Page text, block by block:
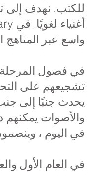
للكتب. نهدف إلى
واسع عبر المناهج
في فصول المرحلة
تشجيعهم على
والأصوات يمكنهم
في اليوم ،
في العام الأول